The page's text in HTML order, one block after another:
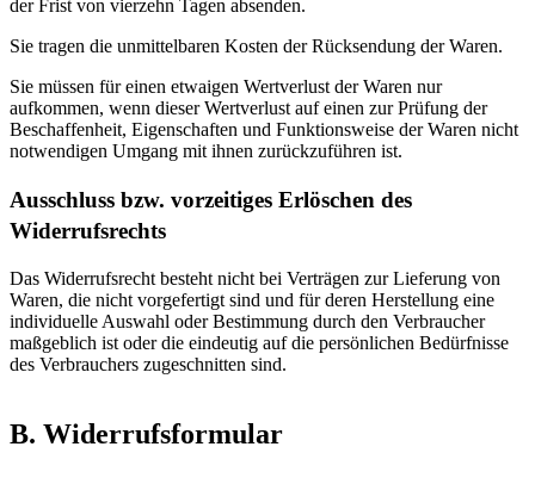
der Frist von vierzehn Tagen absenden.
Sie tragen die unmittelbaren Kosten der Rücksendung der Waren.
Sie müssen für einen etwaigen Wertverlust der Waren nur
aufkommen, wenn dieser Wertverlust auf einen zur Prüfung der
Beschaffenheit, Eigenschaften und Funktionsweise der Waren nicht
notwendigen Umgang mit ihnen zurückzuführen ist.
Ausschluss bzw. vorzeitiges Erlöschen des
Widerrufsrechts
Das Widerrufsrecht besteht nicht bei Verträgen zur Lieferung von
Waren, die nicht vorgefertigt sind und für deren Herstellung eine
individuelle Auswahl oder Bestimmung durch den Verbraucher
maßgeblich ist oder die eindeutig auf die persönlichen Bedürfnisse
des Verbrauchers zugeschnitten sind.
B. Widerrufsformular